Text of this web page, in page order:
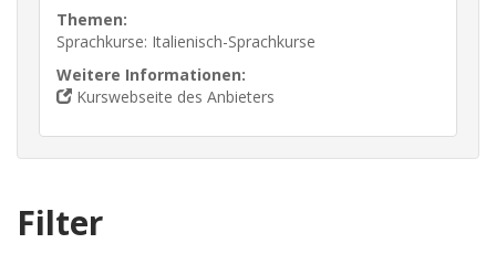
Themen:
Sprachkurse: Italienisch-Sprachkurse
Weitere Informationen:
Kurswebseite des Anbieters
Filter